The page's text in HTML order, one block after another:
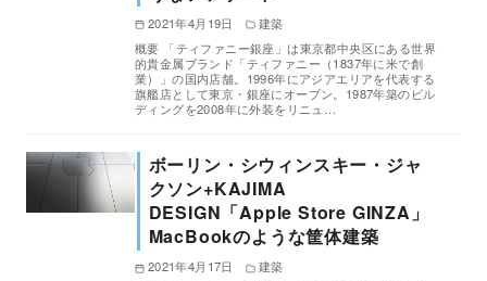
2021年4月19日
建築
概要 「ティファニー銀座」は東京都中央区にある世界
的貴金属ブランド「ティファニー（1837年に米で創
業）」の国内店舗。1996年にアジアエリアを代表する
旗艦店として東京・銀座にオープン。1987年築のビル
ディングを2008年に外装をリニュ…
ボーリン・シウィンスキー・ジャ
クソン+KAJIMA
DESIGN「Apple Store GINZA」
MacBookのような筐体建築
2021年4月17日
建築